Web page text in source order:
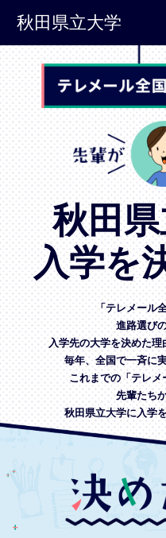
秋田県立大学
秋田
入学を
「テレメール
進路選び
入学先の大学を決めた
毎年、全国で一斉に
これまでの「テレ
先輩たち
秋田県立大学に入学